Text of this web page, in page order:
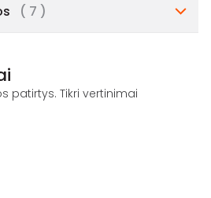
( 7 )
patirtys. Tikri vertinimai